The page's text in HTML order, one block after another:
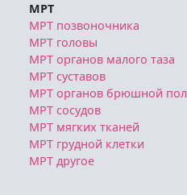
МРТ
МРТ позвоночника
МРТ головы
МРТ органов малого таза
МРТ суставов
МРТ органов брюшной
МРТ сосудов
МРТ мягких тканей
МРТ грудной клетки
МРТ другое